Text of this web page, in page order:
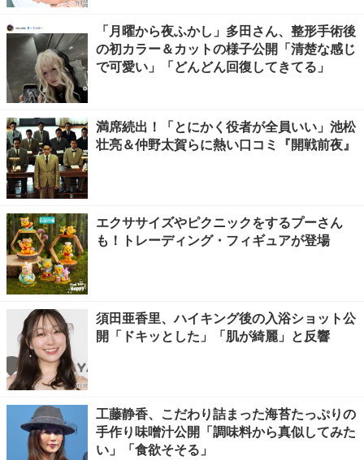
「月曜から夜ふかし」多田さん、整形手術後
の初カラー＆カットの様子公開「清楚な感じ
で可愛い」「どんどん回復してきてる」
満席続出！「とにかく役者が全員いい」池松
壮亮＆仲野太賀らに熱い口コミ『開戦前夜』
エクササイズやピクニックをするプーさん
も！トレーディング・フィギュアが登場
須田亜香里、ハイキング後の入浴ショット公
開「ドキッとした」「肌が綺麗」と反響
工藤静香、こだわり詰まった海苔たっぷりの
手作り味噌汁公開「調味料から真似してみた
い」「食欲そそる」